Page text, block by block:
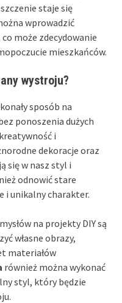
staje się
wprowadzić
może zdecydowanie
mieszkańców.
wystroju?
sposób na
ponoszenia dużych
i
dekoracje oraz
się w nasz styl i
odnowić stare
i unikalny charakter.
na projekty DIY są
własne obrazy,
materiałów
również można wykonać
styl, który będzie